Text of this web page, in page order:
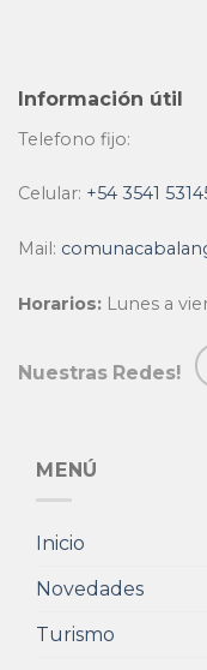
Información útil
Telefono fijo:
Celular: +54 3541
Mail:
Horarios: Lunes a
Nuestras Redes!
MENÚ
Inicio
Novedades
Turismo